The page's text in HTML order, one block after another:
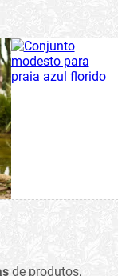
de produtos,